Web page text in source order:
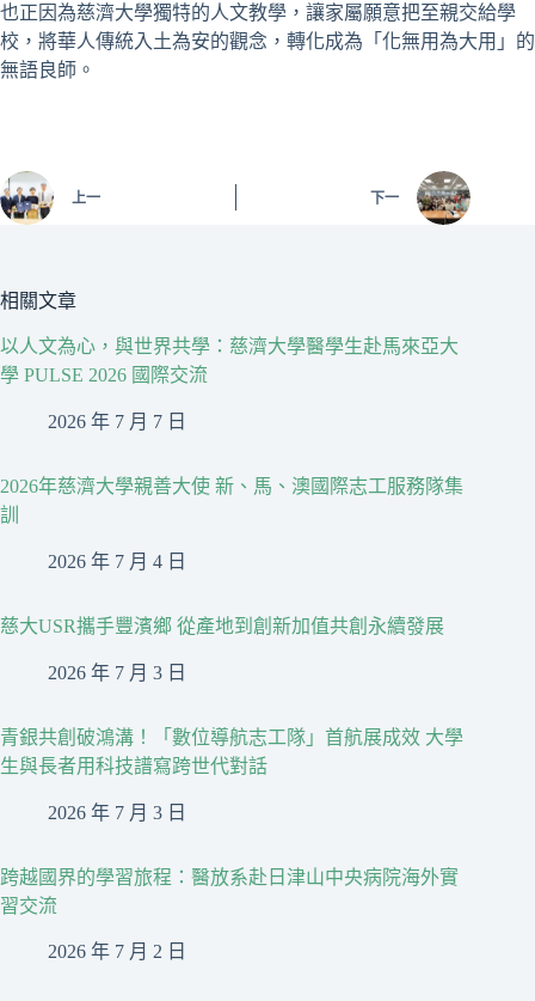
也正因為慈濟大學獨特的人文教學，讓家屬願意把至親交給學
校，將華人傳統入土為安的觀念，轉化成為「化無用為大用」的
無語良師。
上一 下一
相關文章
以人文為心，與世界共學：慈濟大學醫學生赴馬來亞大
學 PULSE 2026 國際交流
2026 年 7 月 7 日
2026年慈濟大學親善大使 新、馬、澳國際志工服務隊集
訓
2026 年 7 月 4 日
慈大USR攜手豐濱鄉 從產地到創新加值共創永續發展
2026 年 7 月 3 日
青銀共創破鴻溝！「數位導航志工隊」首航展成效 大學
生與長者用科技譜寫跨世代對話
2026 年 7 月 3 日
跨越國界的學習旅程：醫放系赴日津山中央病院海外實
習交流
2026 年 7 月 2 日